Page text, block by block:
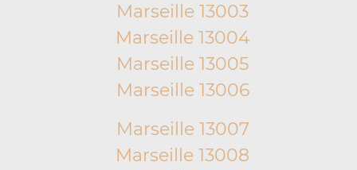
Marseille 13003
Marseille 13004
Marseille 13005
Marseille 13006
Marseille 13007
Marseille 13008